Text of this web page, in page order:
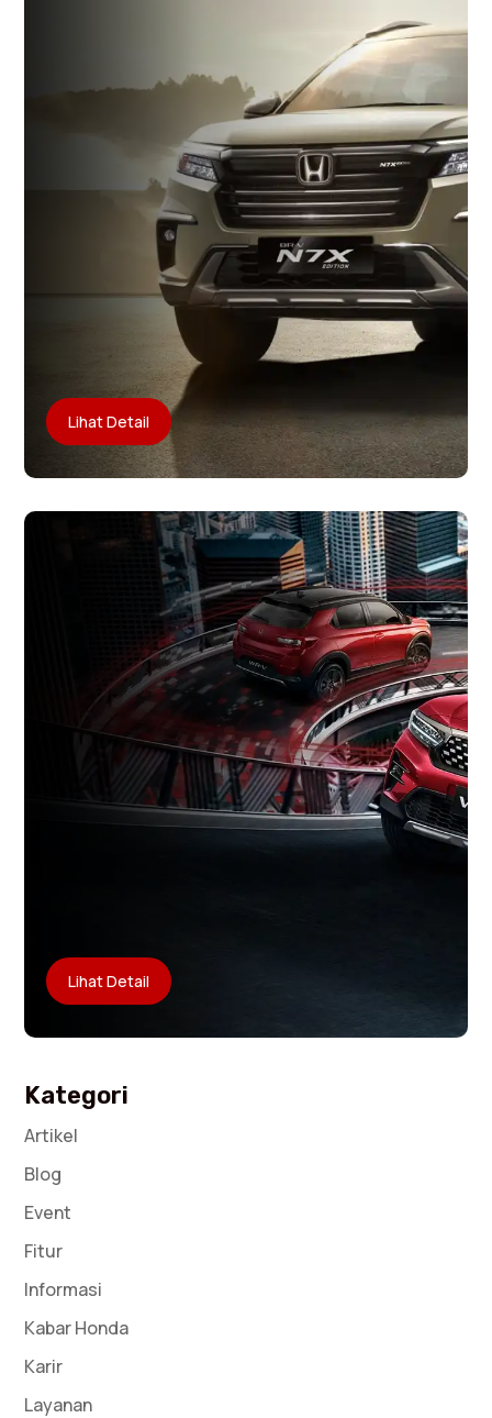
Lihat Detail
Lihat Detail
Kategori
Artikel
Blog
Event
Fitur
Informasi
Kabar Honda
Karir
Layanan